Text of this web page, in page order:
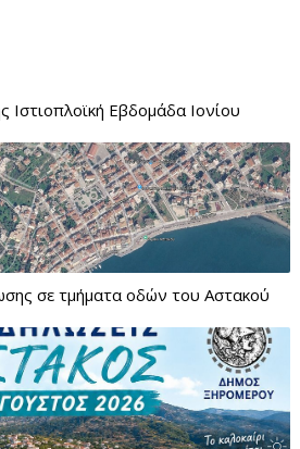
Ιστιοπλοϊκή Εβδομάδα Ιονίου
σε τμήματα οδών του Αστακού